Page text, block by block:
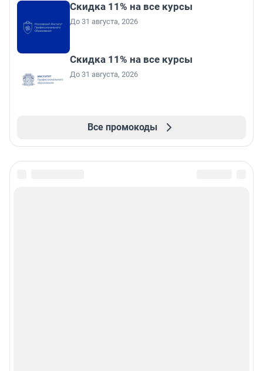
Скидка 11% на все курсы
До 31 августа, 2026
Скидка 11% на все курсы
До 31 августа, 2026
Все промокоды